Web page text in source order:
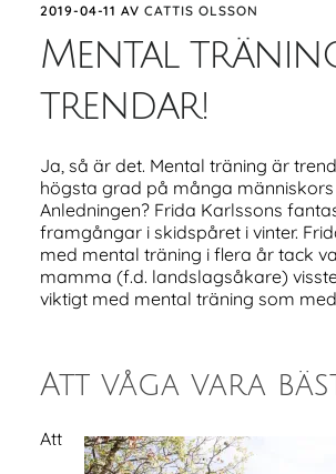
2019-04-11 AV CATTIS OLSSON
Mental
trendar!
Ja, så är det. Mental träning är
högsta grad på många
Anledningen? Frida Karlssons
framgångar i skidspåret i vinter.
med mental träning i flera år tack
mamma (f.d. landslagsåkare)
viktigt med mental träning som
Att våga vara
Att